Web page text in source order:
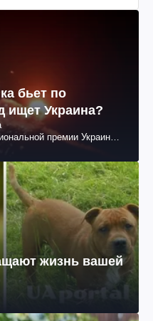
бьет по
ищет Украина?
премии Украины
жизнь вашей